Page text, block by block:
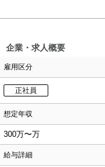
企業・求人概要
雇用区分
正社員
想定年収
300万〜万
給与詳細